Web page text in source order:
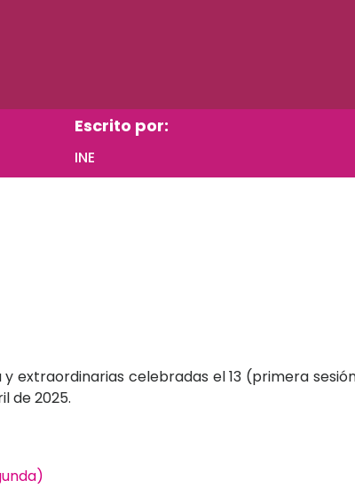
Escrito por:
INE
extraordinarias celebradas el 13 (primera
de 2025.